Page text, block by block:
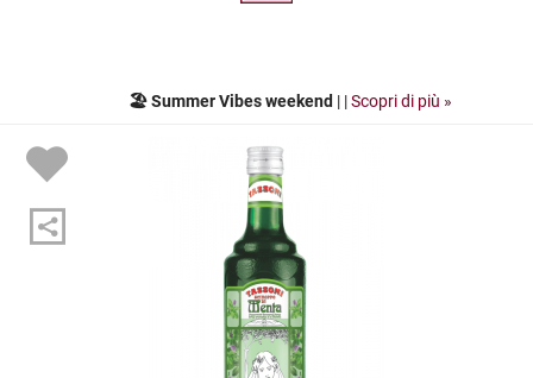
🏖️ Summer Vibes weekend| |Scopri di più »